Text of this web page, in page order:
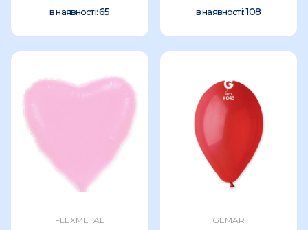
в наявності:65 в наявності:108
FLEXMETAL GEMAR